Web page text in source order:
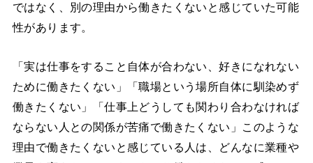
ではなく、別の理由から働きたくないと感じていた可能
性があります。
「実は仕事をすること自体が合わない、好きになれない
ために働きたくない」「職場という場所自体に馴染めず
働きたくない」「仕事上どうしても関わり合わなければ
ならない人との関係が苦痛で働きたくない」このような
理由で働きたくないと感じている人は、どんなに業種や